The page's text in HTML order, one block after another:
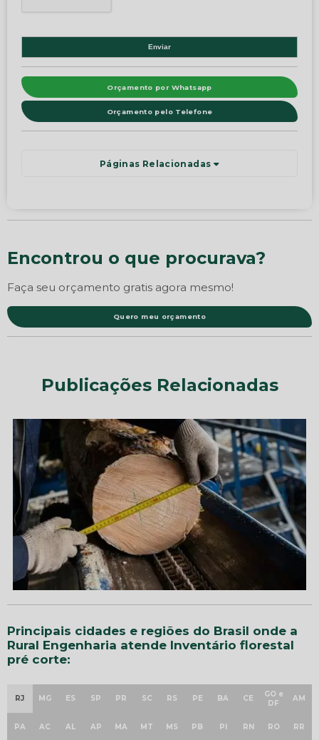
Orçamento por Whatsapp
Orçamento pelo Telefone
Páginas Relacionadas
Encontrou o que procurava?
Faça seu orçamento gratis agora mesmo!
Quero meu orçamento
Publicações Relacionadas
Principais cidades e regiões do Brasil onde a
Rural Engenharia atende Inventário florestal
pré corte:
RJ MG ES SP PR SC RS PE BA CE
GO e
DF
AM
PA AC AL AP MA MT MS PB PI RN RO RR